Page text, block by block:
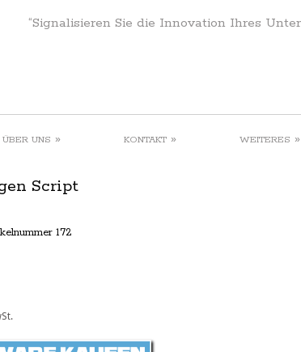
“Signalisieren Sie die Innovation Ihres
ÜBER UNS » KONTAKT » WEITERES »
Script
172